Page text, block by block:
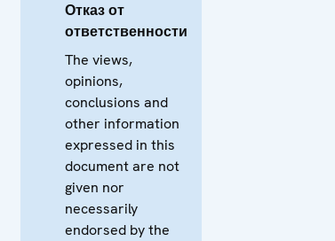
Отказ от
ответственности
The views,
opinions,
conclusions and
other information
expressed in this
document are not
given nor
necessarily
endorsed by the